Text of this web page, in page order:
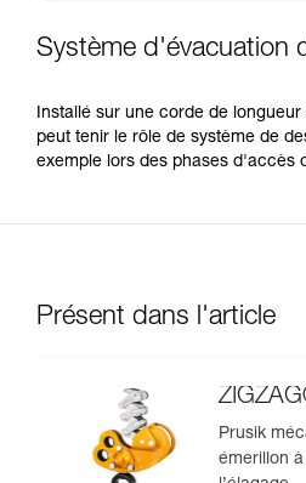
Système d'évacuation
Installé sur une corde de
peut tenir le rôle de système de
exemple lors des phases d'accès
Présent dans l'article
Prusik
émerillon